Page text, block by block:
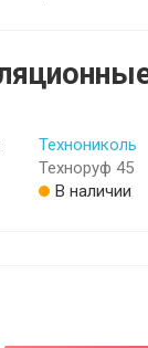
Технониколь
Техноруф 45
В наличии